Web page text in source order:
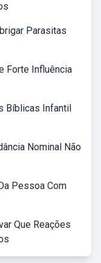
Parasitas
Forte Influência
Bíblicas Infantil
Nominal Não
Pessoa Com
Que Reações